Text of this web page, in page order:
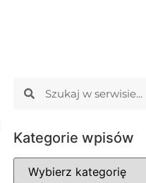
Kategorie wpisów